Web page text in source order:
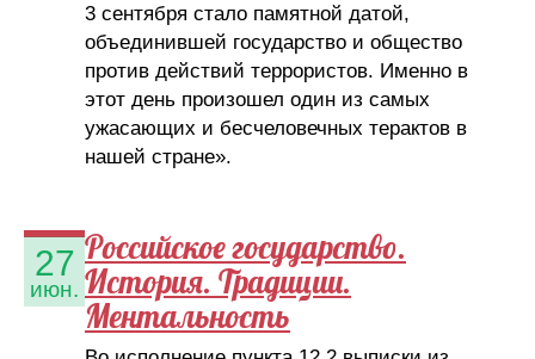
3 сентября стало памятной датой,
объединившей государство и общество
против действий террористов. Именно в
этот день произошел один из самых
ужасающих и бесчеловечных терактов в
нашей стране».
27
июн.
Российское государство.
История. Традиции.
Ментальность